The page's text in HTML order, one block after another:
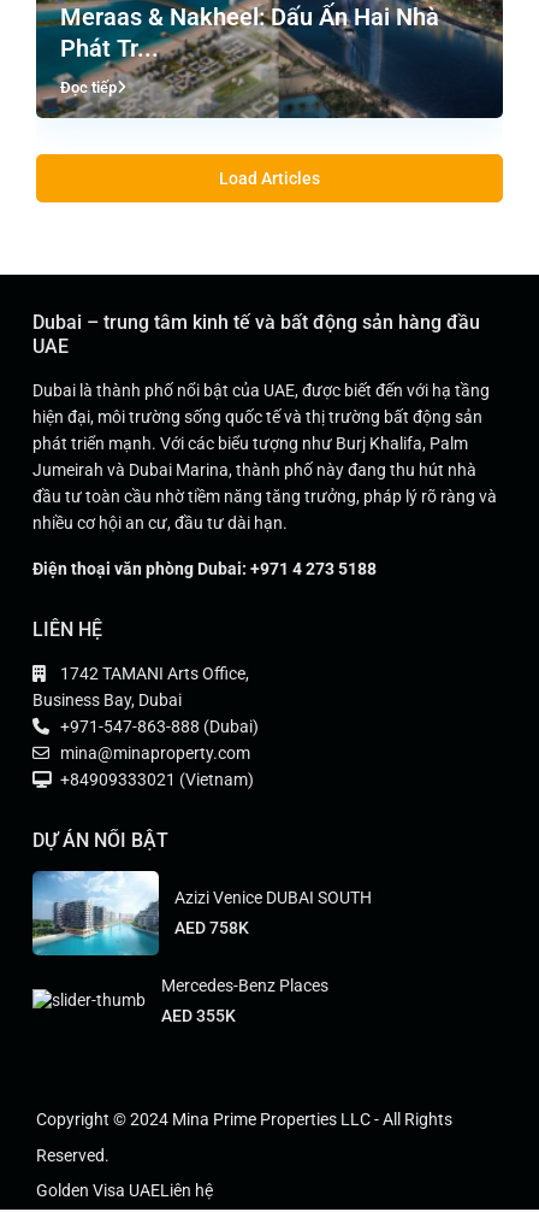
Meraas & Nakheel: Dấu Ấn Hai Nhà
Phát Tr...
Đọc tiếp
Load Articles
Dubai – trung tâm kinh tế và bất động sản hàng đầu
UAE
Dubai là thành phố nổi bật của UAE, được biết đến với hạ tầng
hiện đại, môi trường sống quốc tế và thị trường bất động sản
phát triển mạnh. Với các biểu tượng như Burj Khalifa, Palm
Jumeirah và Dubai Marina, thành phố này đang thu hút nhà
đầu tư toàn cầu nhờ tiềm năng tăng trưởng, pháp lý rõ ràng và
nhiều cơ hội an cư, đầu tư dài hạn.
Điện thoại văn phòng Dubai: +971 4 273 5188
LIÊN HỆ
1742 TAMANI Arts Office,
Business Bay, Dubai
+971-547-863-888 (Dubai)
mina@minaproperty.com
+84909333021 (Vietnam)
DỰ ÁN NỔI BẬT
Azizi Venice DUBAI SOUTH
AED 758K
Mercedes-Benz Places
AED 355K
Copyright © 2024 Mina Prime Properties LLC - All Rights
Reserved.
Golden Visa UAELiên hệ